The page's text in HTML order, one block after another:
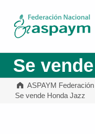
Se
ASPAYM
Se vende Honda Jazz